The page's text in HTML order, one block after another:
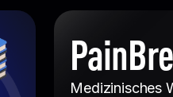
Medizinisches